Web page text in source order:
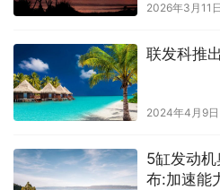
2026年3月11日
联发科推
2024年4月9日
5缸发动
布:加速能